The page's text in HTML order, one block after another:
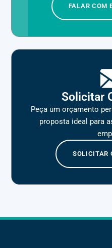
FALAR COM
Solicitar
Peça um orçamento
proposta ideal para
SOLICITAR